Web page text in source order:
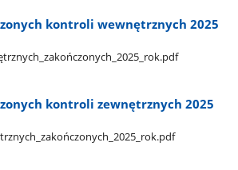
kontroli wewnętrznych 2025
kontroli zewnętrznych 2025